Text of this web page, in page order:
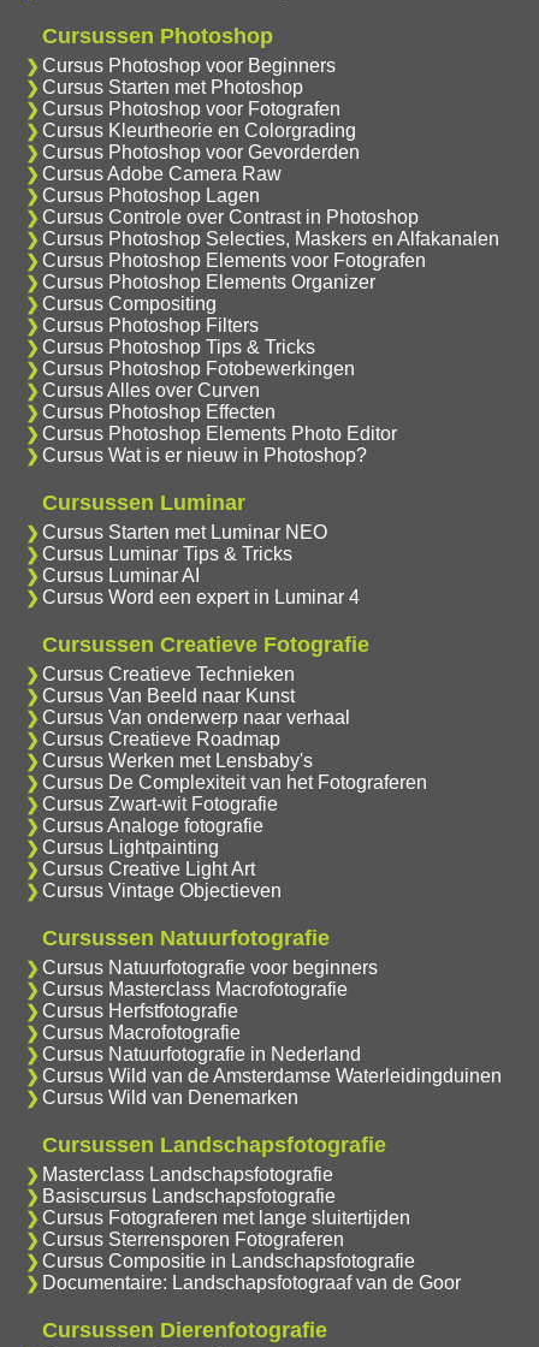
Cursussen Photoshop
Cursus Photoshop voor Beginners
Cursus Starten met Photoshop
Cursus Photoshop voor Fotografen
Cursus Kleurtheorie en Colorgrading
Cursus Photoshop voor Gevorderden
Cursus Adobe Camera Raw
Cursus Photoshop Lagen
Cursus Controle over Contrast in Photoshop
Cursus Photoshop Selecties, Maskers en Alfakanalen
Cursus Photoshop Elements voor Fotografen
Cursus Photoshop Elements Organizer
Cursus Compositing
Cursus Photoshop Filters
Cursus Photoshop Tips & Tricks
Cursus Photoshop Fotobewerkingen
Cursus Alles over Curven
Cursus Photoshop Effecten
Cursus Photoshop Elements Photo Editor
Cursus Wat is er nieuw in Photoshop?
Cursussen Luminar
Cursus Starten met Luminar NEO
Cursus Luminar Tips & Tricks
Cursus Luminar AI
Cursus Word een expert in Luminar 4
Cursussen Creatieve Fotografie
Cursus Creatieve Technieken
Cursus Van Beeld naar Kunst
Cursus Van onderwerp naar verhaal
Cursus Creatieve Roadmap
Cursus Werken met Lensbaby's
Cursus De Complexiteit van het Fotograferen
Cursus Zwart-wit Fotografie
Cursus Analoge fotografie
Cursus Lightpainting
Cursus Creative Light Art
Cursus Vintage Objectieven
Cursussen Natuurfotografie
Cursus Natuurfotografie voor beginners
Cursus Masterclass Macrofotografie
Cursus Herfstfotografie
Cursus Macrofotografie
Cursus Natuurfotografie in Nederland
Cursus Wild van de Amsterdamse Waterleidingduinen
Cursus Wild van Denemarken
Cursussen Landschapsfotografie
Masterclass Landschapsfotografie
Basiscursus Landschapsfotografie
Cursus Fotograferen met lange sluitertijden
Cursus Sterrensporen Fotograferen
Cursus Compositie in Landschapsfotografie
Documentaire: Landschapsfotograaf van de Goor
Cursussen Dierenfotografie